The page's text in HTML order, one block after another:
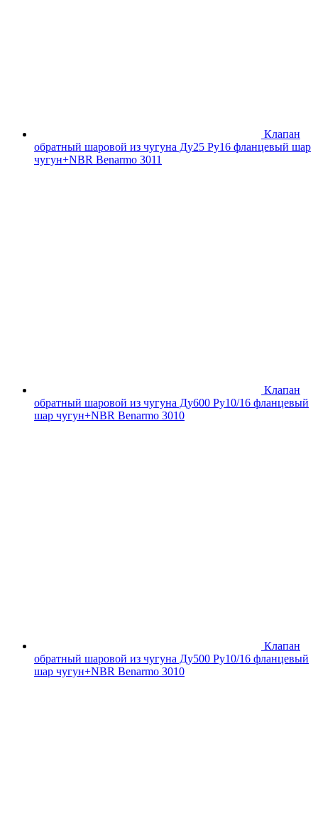
Клапан
обратный шаровой из чугуна Ду25 Ру16 фланцевый шар
чугун+NBR Benarmo 3011
Клапан
обратный шаровой из чугуна Ду600 Ру10/16 фланцевый
шар чугун+NBR Benarmo 3010
Клапан
обратный шаровой из чугуна Ду500 Ру10/16 фланцевый
шар чугун+NBR Benarmo 3010